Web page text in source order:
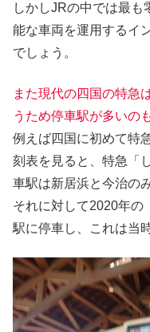
しかしJRの中では最も
能な車両を運用するイ
でしょう。
また現代の四国の特急
うため停車駅が多いの
例えば四国に初めて特
刻表を見ると、特急「
車駅は新居浜と今治の
それに対して2020年の
駅に停車し、これは当